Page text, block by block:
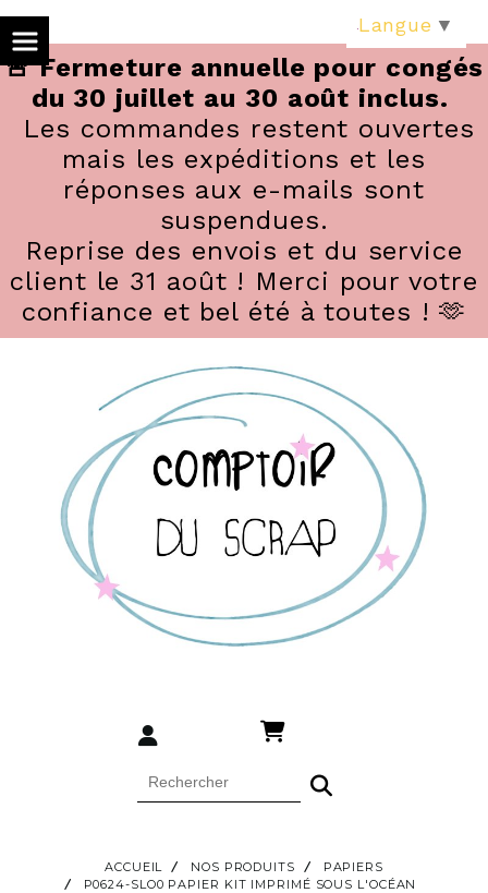
🚨 Fermeture annuelle pour congés
du 30 juillet au 30 août inclus.
Les commandes restent ouvertes
mais les expéditions et les
réponses aux e-mails sont
suspendues.
Reprise des envois et du service
client le 31 août ! Merci pour votre
confiance et bel été à toutes ! 🫶
ACCUEIL NOS PRODUITS
PAPIERS
P0624-SLO0 PAPIER KIT IMPRIMÉ SOUS L'OCÉAN
Langue ▼